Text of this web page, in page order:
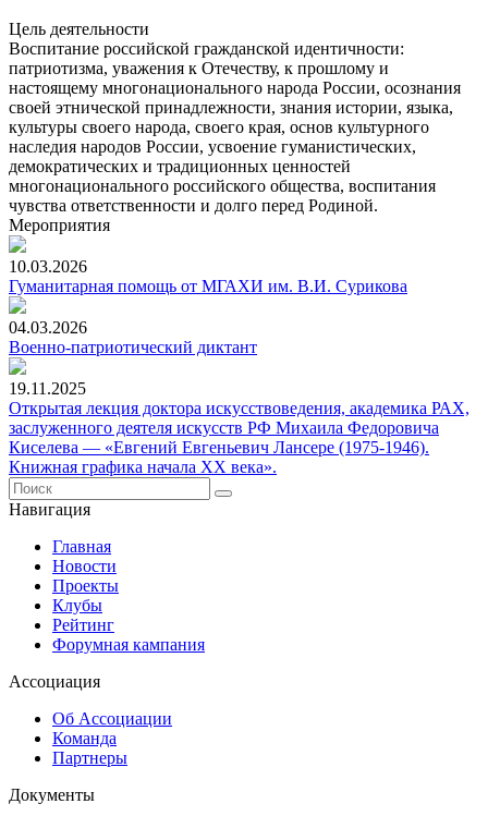
Цель деятельности
Воспитание российской гражданской идентичности:
патриотизма, уважения к Отечеству, к прошлому и
настоящему многонационального народа России, осознания
своей этнической принадлежности, знания истории, языка,
культуры своего народа, своего края, основ культурного
наследия народов России, усвоение гуманистических,
демократических и традиционных ценностей
многонационального российского общества, воспитания
чувства ответственности и долго перед Родиной.
Мероприятия
10.03.2026
Гуманитарная помощь от МГАХИ им. В.И. Сурикова
04.03.2026
Военно-патриотический диктант
19.11.2025
Открытая лекция доктора искусствоведения, академика РАХ,
заслуженного деятеля искусств РФ Михаила Федоровича
Киселева — «Евгений Евгеньевич Лансере (1975-1946).
Книжная графика начала ХХ века».
Навигация
Главная
Новости
Проекты
Клубы
Рейтинг
Форумная кампания
Ассоциация
Об Ассоциации
Команда
Партнеры
Документы